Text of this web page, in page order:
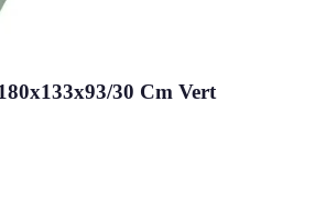
30 Cm Vert